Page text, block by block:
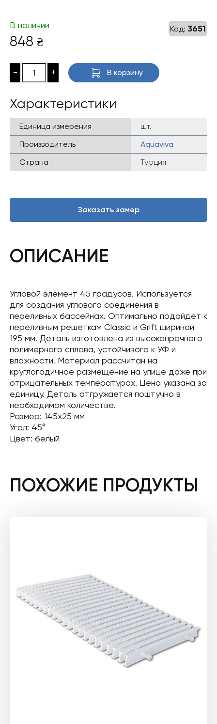
Код: 3651
В наличии
848 ₴
- + В корзину
Характеристики
Единица измерения
шт.
Производитель
Aquaviva
Страна
Турция
Заказать замер
ОПИСАНИЕ
Угловой элемент 45 градусов. Используется
для создания углового соединения в
переливных бассейнах. Оптимально подойдет к
переливным решеткам Classiс и Grift шириной
195 мм. Деталь изготовлена ​​из высокопрочного
полимерного сплава, устойчивого к УФ и
влажности. Материал рассчитан на
круглогодичное размещение на улице даже при
отрицательных температурах. Цена указана за
единицу. Деталь отгружается поштучно в
необходимом количестве.
Размер: 145х25 мм
Угол: 45°
Цвет: белый
ПОХОЖИЕ ПРОДУКТЫ